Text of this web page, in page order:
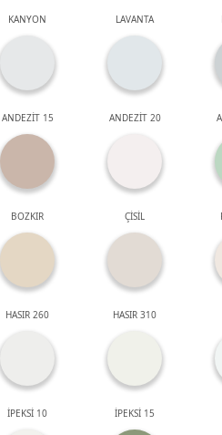
KANYON LAVANTA
ANDEZİT 15 ANDEZİT 20
BOZKIR ÇİSİL
HASIR 260 HASIR 310
İPEKSİ 10 İPEKSİ 15